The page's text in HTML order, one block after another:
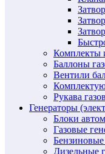
Комплекты
Баллоны
Вентили
Рукава
Генераторы
Блоки
Газовые
Дизельные